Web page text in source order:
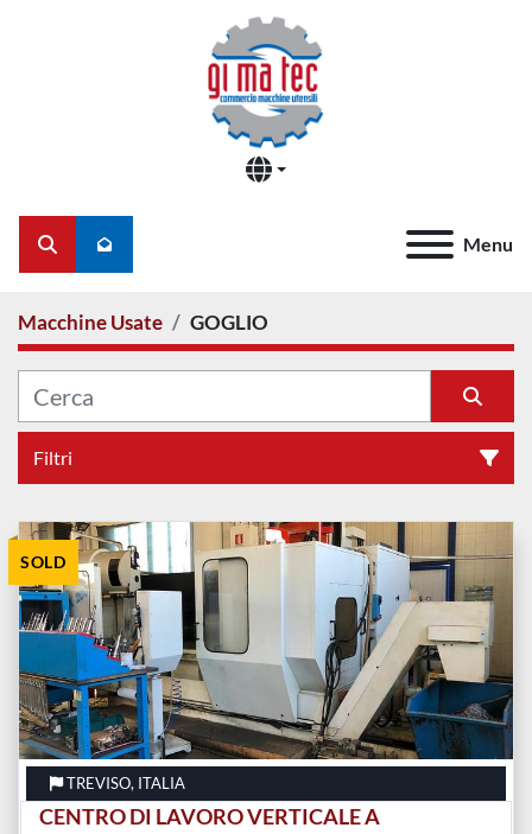
Menu
Cerca
Macchine Usate GOGLIO
Filtri
Tutte le categorie
Ordina per
SOLD
TREVISO, ITALIA
CENTRO DI LAVORO VERTICALE A